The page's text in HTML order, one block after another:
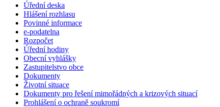
Úřední deska
Hlášení rozhlasu
Povinné informace
e-podatelna
Rozpočet
Úřední hodiny
Obecní vyhlášky
Zastupitelstvo obce
Dokumenty
Životní situace
Dokumenty pro řešení mimořádných a krizových situací
Prohlášení o ochraně soukromí